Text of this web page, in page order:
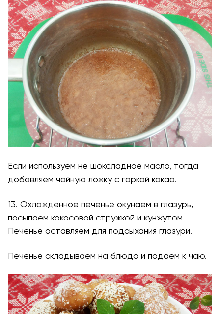
Если используем не шоколадное масло, тогда
добавляем чайную ложку с горкой какао.
13. Охлажденное печенье окунаем в глазурь,
посыпаем кокосовой стружкой и кунжутом.
Печенье оставляем для подсыхания глазури.
Печенье складываем на блюдо и подаем к чаю.